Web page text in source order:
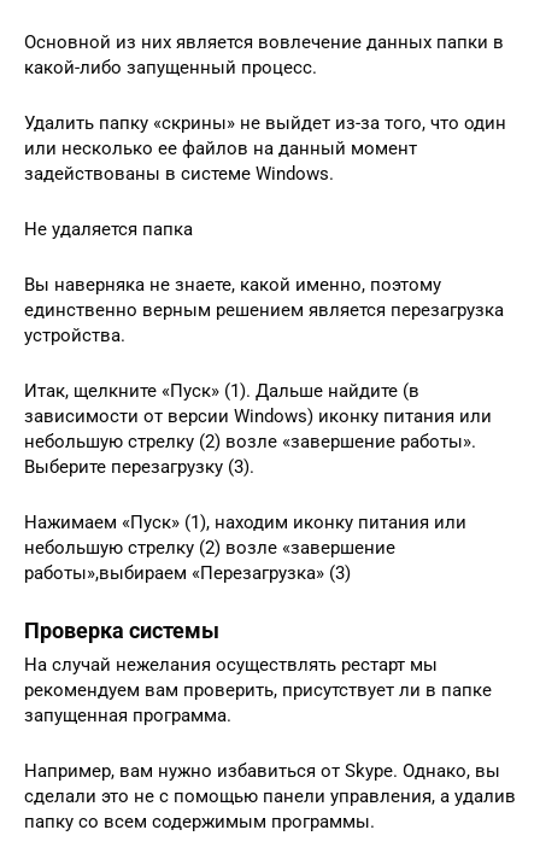
Основной из них является вовлечение данных папки в
какой-либо запущенный процесс.
Удалить папку «скрины» не выйдет из-за того, что один
или несколько ее файлов на данный момент
задействованы в системе Windows.
Не удаляется папка
Вы наверняка не знаете, какой именно, поэтому
единственно верным решением является перезагрузка
устройства.
Итак, щелкните «Пуск» (1). Дальше найдите (в
зависимости от версии Windows) иконку питания или
небольшую стрелку (2) возле «завершение работы».
Выберите перезагрузку (3).
Нажимаем «Пуск» (1), находим иконку питания или
небольшую стрелку (2) возле «завершение
работы»,выбираем «Перезагрузка» (3)
Проверка системы
На случай нежелания осуществлять рестарт мы
рекомендуем вам проверить, присутствует ли в папке
запущенная программа.
Например, вам нужно избавиться от Skype. Однако, вы
сделали это не с помощью панели управления, а удалив
папку со всем содержимым программы.